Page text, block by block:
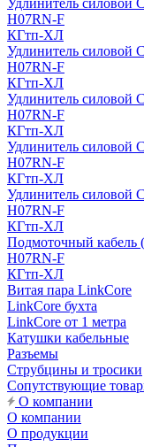
Удлинитель силовой
H07RN-F
КГтп-ХЛ
Удлинитель силовой
H07RN-F
КГтп-ХЛ
Удлинитель силовой
H07RN-F
КГтп-ХЛ
Удлинитель силовой
H07RN-F
КГтп-ХЛ
Удлинитель силовой
H07RN-F
КГтп-ХЛ
Подмоточный кабель
H07RN-F
КГтп-ХЛ
Витая пара LinkCore
LinkCore бухта
LinkCore от 1 метра
Катушки кабельные
Разъемы
Струбцины и тросики
Сопутствующие
О компании
О компании
О продукции